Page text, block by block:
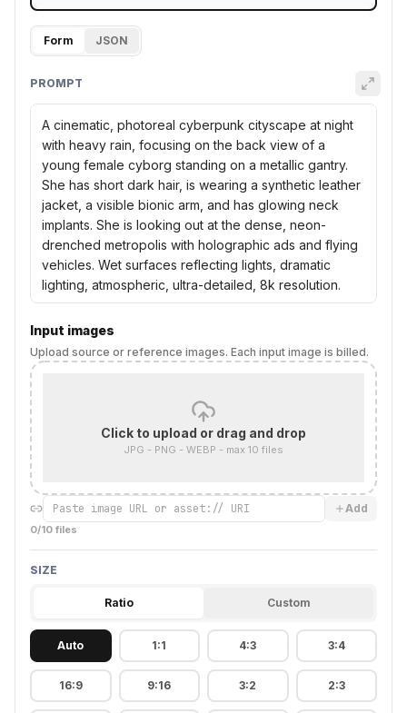
Form JSON
PROMPT
Input images
Upload source or reference images. Each input image is billed.
Click to upload or drag and drop
JPG - PNG - WEBP - max 10 files
Add
0/10 files
SIZE
Ratio Custom
Auto 1:1 4:3 3:4
16:9 9:16 3:2 2:3